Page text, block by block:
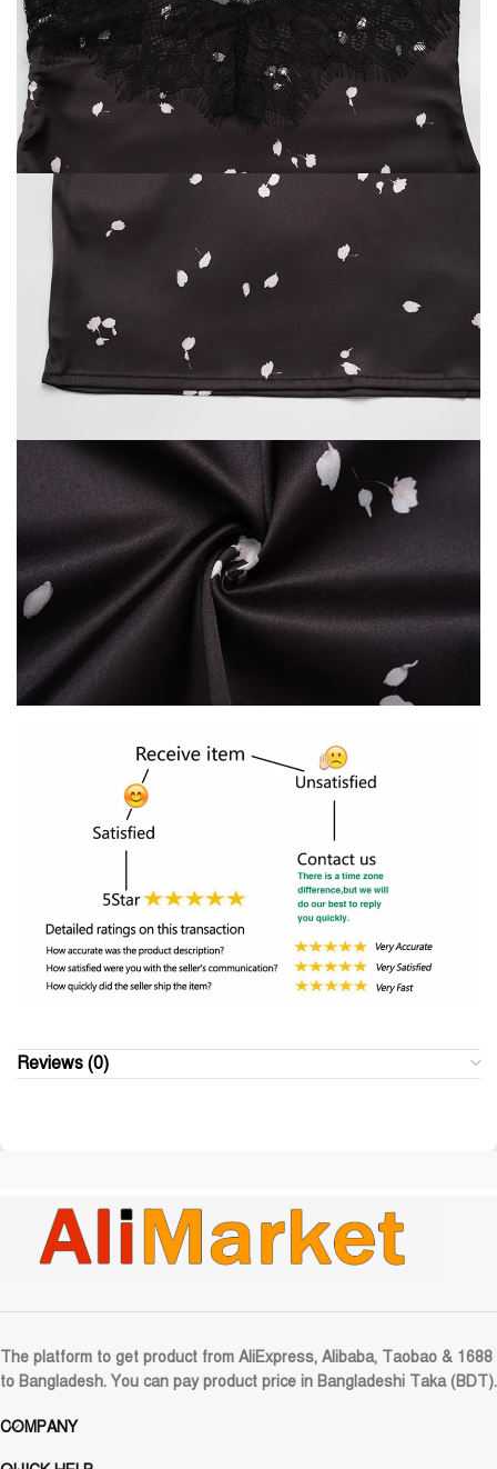
Reviews (0)
The platform to get product from AliExpress, Alibaba, Taobao & 1688
to Bangladesh. You can pay product price in Bangladeshi Taka (BDT).
COMPANY